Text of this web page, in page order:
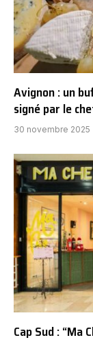
Avignon : un
signé par le
30 novembre 2025
Cap Sud : “Ma